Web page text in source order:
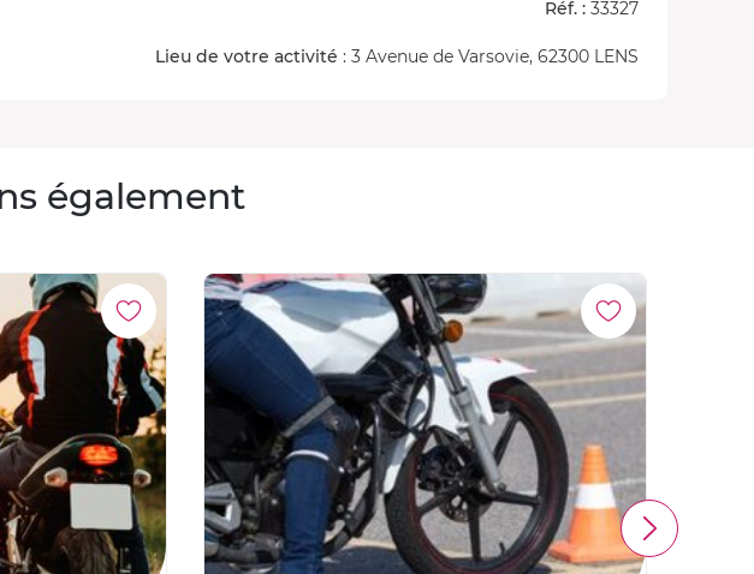
Réf. : 33327
Lieu de votre activité : 3 Avenue de Varsovie, 62300 LENS
également